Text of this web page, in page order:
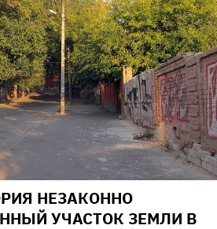
НЕЗАКОННО
УЧАСТОК ЗЕМЛИ В